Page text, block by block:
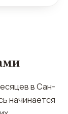
в Сан-
начинается